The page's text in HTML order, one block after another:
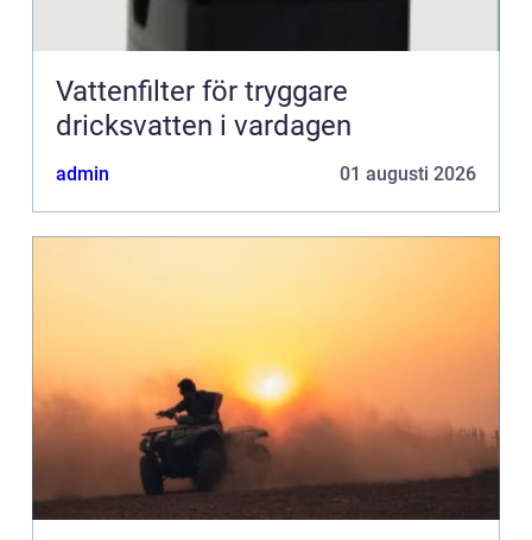
Vattenfilter för tryggare
dricksvatten i vardagen
admin 01 augusti 2026